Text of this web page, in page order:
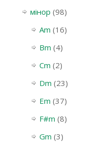
мінор (98)
Am (16)
Bm (4)
Cm (2)
Dm (23)
Em (37)
F#m (8)
Gm (3)